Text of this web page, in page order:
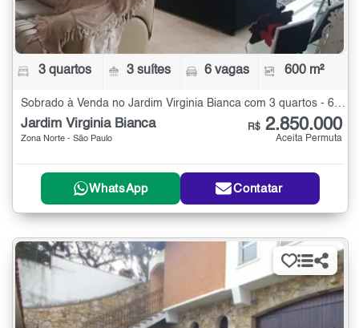
3 quartos 3 suítes 6 vagas 600 m²
Sobrado à Venda no Jardim Virginia Bianca com 3 quartos - 600 m²
Jardim Virginia Bianca
Zona Norte - São Paulo
R$ 2.850.000
Aceita Permuta
WhatsApp Contatar